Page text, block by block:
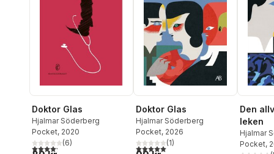
Doktor Glas
Hjalmar Söderberg
Pocket, 2020
4,2utav 5 stjärnor. Totalt antal röster:
(6)
Doktor Glas
Hjalmar Söderberg
Pocket, 2026
5,0utav 5 stjärnor. Totalt antal röster:
(1)
Den
leken
Hjalmar
Pocket,